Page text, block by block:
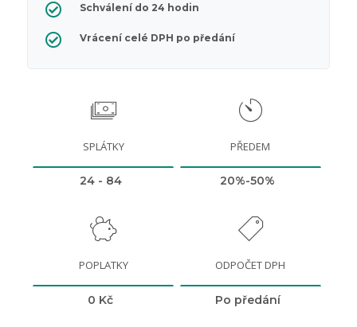
Schválení do 24 hodin
Vrácení celé DPH po předání
SPLÁTKY
24 - 84
PŘEDEM
20%-50%
POPLATKY
0 Kč
ODPOČET DPH
Po předání